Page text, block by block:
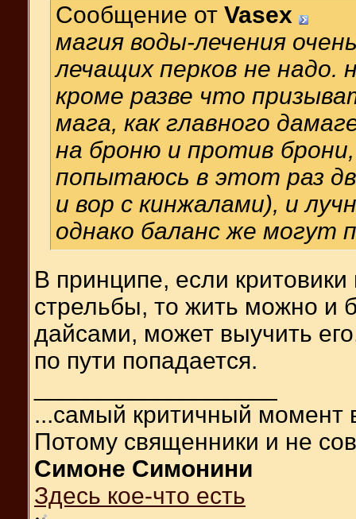
Сообщение от Vasex
магия воды-лечения
лечащих перков не
кроме разве что
мага, как главного
на броню и против
попытаюсь в этот раз
и вор с кинжалами), и
однако баланс же могут
В принципе, если
стрельбы, то жить можно и
дайсами, может выучить
по пути попадается.
...самый критичный момент
Потому священники и не
Симоне Симонини
Здесь кое-что есть